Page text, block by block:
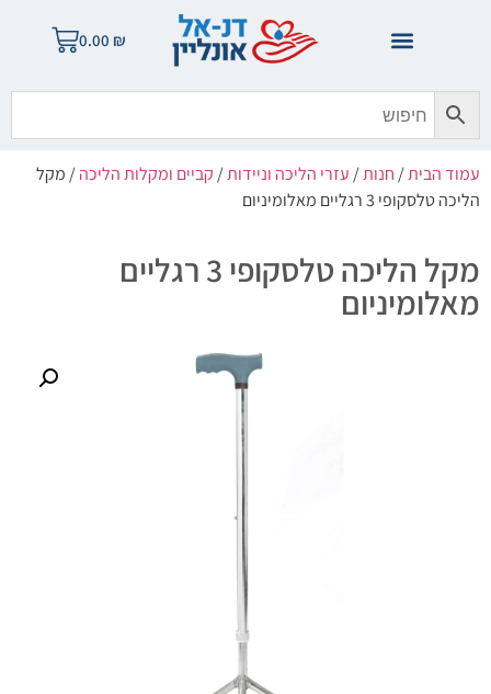
0.00 ₪
עמוד הבית/חנות/עזרי הליכה וניידות/קביים ומקלות הליכה/ מקל
הליכה טלסקופי 3 רגליים מאלומיניום
מקל הליכה טלסקופי 3 רגליים
מאלומיניום